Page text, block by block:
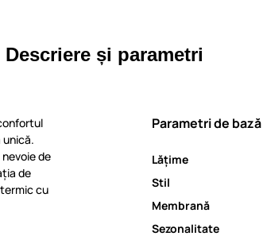
Descriere și parametri
de
de
cu
Parametri de bază
Lăţime
Stil
Membrană
Sezonalitate